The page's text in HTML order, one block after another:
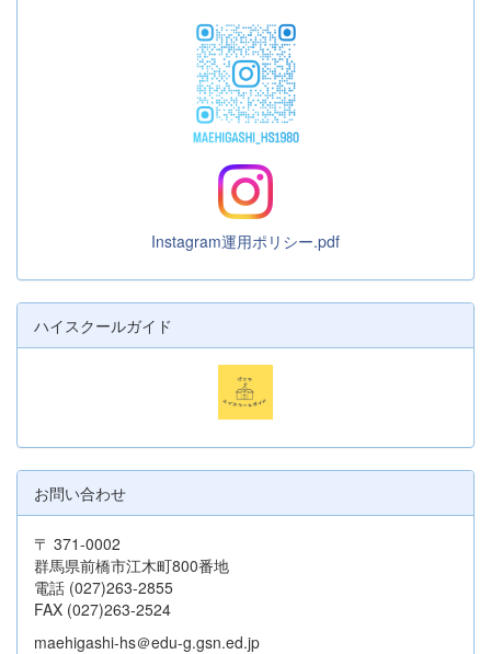
Instagram運用ポリシー.pdf
ハイスクールガイド
お問い合わせ
〒 371-0002
群馬県前橋市江木町800番地
電話 (027)263-2855
FAX (027)263-2524
maehigashi-hs＠edu-g.gsn.ed.jp